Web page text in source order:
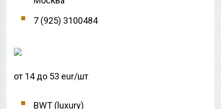
7 (925) 3100484
от 14 до 53 eur/шт
BWT (luxury)